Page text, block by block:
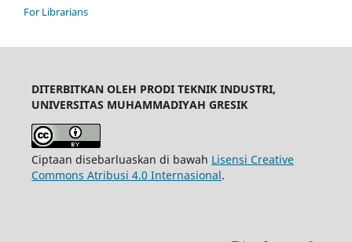
For Librarians
DITERBITKAN OLEH PRODI TEKNIK INDUSTRI,
UNIVERSITAS MUHAMMADIYAH GRESIK
Ciptaan disebarluaskan di bawah Lisensi Creative
Commons Atribusi 4.0 Internasional.